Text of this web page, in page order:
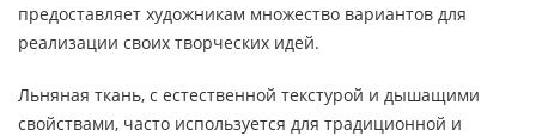
предоставляет художникам множество вариантов для
реализации своих творческих идей.
Льняная ткань, с естественной текстурой и дышащими
свойствами, часто используется для традиционной и